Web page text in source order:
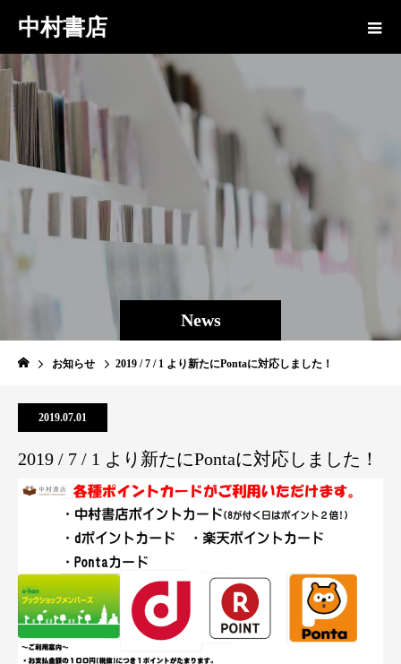
中村書店
News
お知らせ 2019 / 7 / 1 より新たにPontaに対応しました！
2019.07.01
2019 / 7 / 1 より新たにPontaに対応しました！